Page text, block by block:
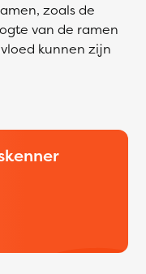
zoals de
van de ramen
kunnen zijn